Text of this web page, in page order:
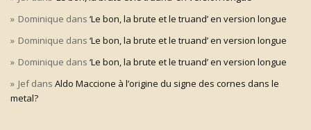
Dominique dans ‘Le bon, la brute et le truand’ en version longue
Dominique dans ‘Le bon, la brute et le truand’ en version longue
Dominique dans ‘Le bon, la brute et le truand’ en version longue
Jefdans Aldo Maccione à l’origine du signe des cornes dans le
metal?